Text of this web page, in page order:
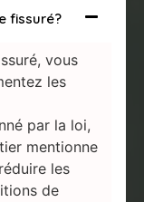
fissuré?
vous
les
par la loi,
mentionne
les
de